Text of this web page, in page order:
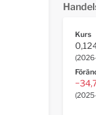
Kurs
(
(